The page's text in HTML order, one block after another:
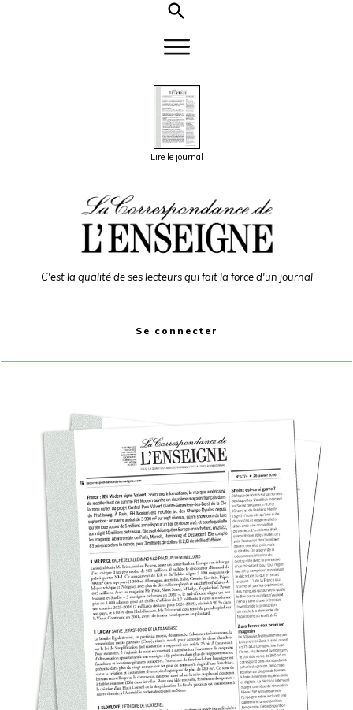
Lire le journal
C'est la qualité de ses lecteurs qui fait la force d'un journal
Se connecter